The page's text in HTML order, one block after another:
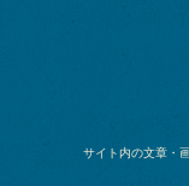
サイト内の文章・